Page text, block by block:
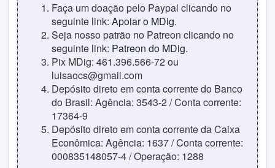
Faça um doação pelo Paypal clicando no
seguinte link: Apoiar o MDig.
Seja nosso patrão no Patreon clicando no
seguinte link: Patreon do MDig.
Pix MDig: 461.396.566-72 ou
luisaocs@gmail.com
Depósito direto em conta corrente do Banco
do Brasil: Agência: 3543-2 / Conta corrente:
17364-9
Depósito direto em conta corrente da Caixa
Econômica: Agência: 1637 / Conta corrente:
000835148057-4 / Operação: 1288